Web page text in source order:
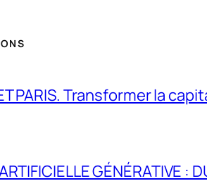
PARIS. Transformer la
GÉNÉRATIVE :